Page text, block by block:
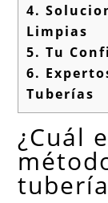
4.
Limpias
5. Tu
6.
Tuberías
¿Cuál